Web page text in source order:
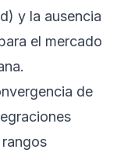
y la ausencia
el mercado
de